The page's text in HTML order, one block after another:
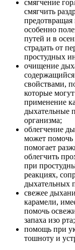
смягчение
смягчить
особенно
путей и в
страдать от
простудных
очищение
содержащийся
свойствами,
которые
применение
дыхательные
организма;
облегчение
может
помогает
облегчить
при
реакциях,
дыхательных
свежее
карамели,
помочь
запаха изо рта;
помощь при
тошноту и